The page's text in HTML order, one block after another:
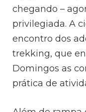
chegando –
privilegiada. A
encontro dos
trekking, que
Domingos as
prática de